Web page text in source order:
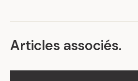
Articles associés.